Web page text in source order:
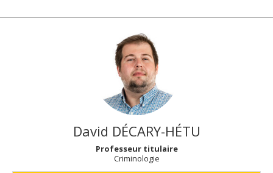
David DÉCARY-HÉTU
Professeur titulaire
Criminologie